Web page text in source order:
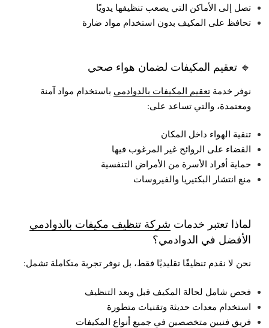
تصل إلى الأماكن التي يصعب تنظيفها يدويًا
تحافظ على المكيف بدون استخدام مواد ضارة
🔹 تعقيم المكيفات لضمان هواء صحي
نوفر خدمة تعقيم المكيفات بالدوادمي باستخدام مواد آمنة
ومعتمدة، والتي تساعد على:
تنقية الهواء داخل المكان
القضاء على الروائح غير المرغوب فيها
حماية أفراد الأسرة من الأمراض التنفسية
منع انتشار البكتيريا والفيروسات
لماذا تعتبر خدمات شركة تنظيف مكيفات بالدوادمي
الأفضل في الدوادمي؟
نحن لا نقدم تنظيفًا تقليديًا فقط، بل نوفر تجربة متكاملة تشمل:
فحص شامل لحالة المكيف قبل وبعد التنظيف
استخدام معدات حديثة وتقنيات متطورة
فريق فنيين متخصصين في جميع أنواع المكيفات